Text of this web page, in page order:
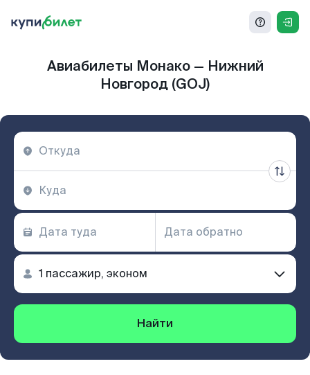
Авиабилеты Монако — Нижний
Новгород (GOJ)
Найти